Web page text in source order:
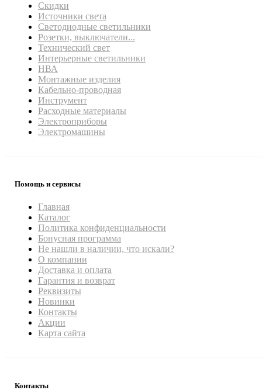
Скидки
Источники света
Светодиодные светильники
Розетки, выключатели...
Технический свет
Интерьерные светильники
НВА
Монтажные изделия
Кабельно-проводная
Инструмент
Расходные материалы
Электроприборы
Электромашины
Помощь и сервисы
Главная
Каталог
Политика конфиденциальности
Бонусная программа
Не нашли в наличии, что искали?
О компании
Доставка и оплата
Гарантия и возврат
Реквизиты
Новинки
Контакты
Акции
Карта сайта
Контакты